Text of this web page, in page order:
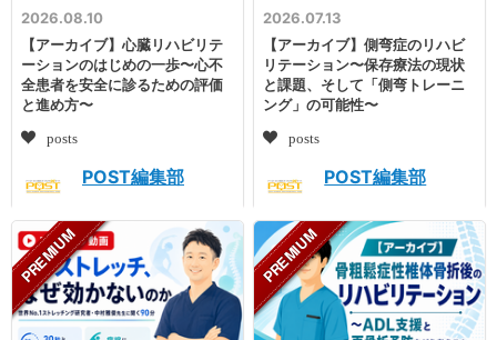
2026.08.10
【アーカイブ】心臓リハビリテ
ーションのはじめの一歩〜心不
全患者を安全に診るための評価
と進め方〜
posts
POST編集部
2026.07.13
【アーカイブ】側弯症のリハビ
リテーション〜保存療法の現状
と課題、そして「側弯トレーニ
ング」の可能性〜
posts
POST編集部